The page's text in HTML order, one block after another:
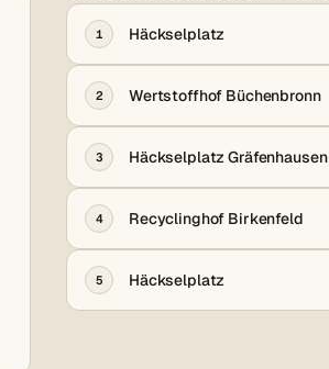
1 Häckselplatz
2 Wertstoffhof Büchenbronn
3 Häckselplatz Gräfenhausen
4 Recyclinghof Birkenfeld
5 Häckselplatz